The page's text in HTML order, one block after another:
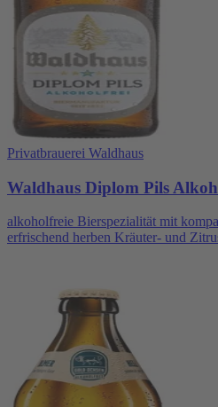
Privatbrauerei Waldhaus
Waldhaus Diplom Pils
alkoholfreie Bierspezialität mit
erfrischend herben Kräuter- und